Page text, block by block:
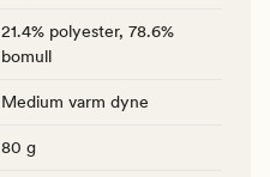
21.4% polyester, 78.6%
bomull
Medium varm dyne
80 g